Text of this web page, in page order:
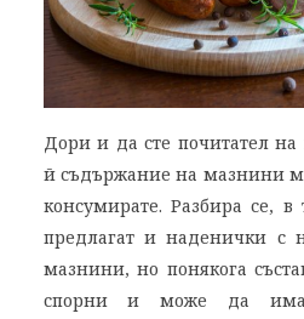
Дори и да сте почитател на
й съдържание на мазнини
консумирате. Разбира се, в
предлагат и наденички с
мазнини, но понякога
спорни и може да